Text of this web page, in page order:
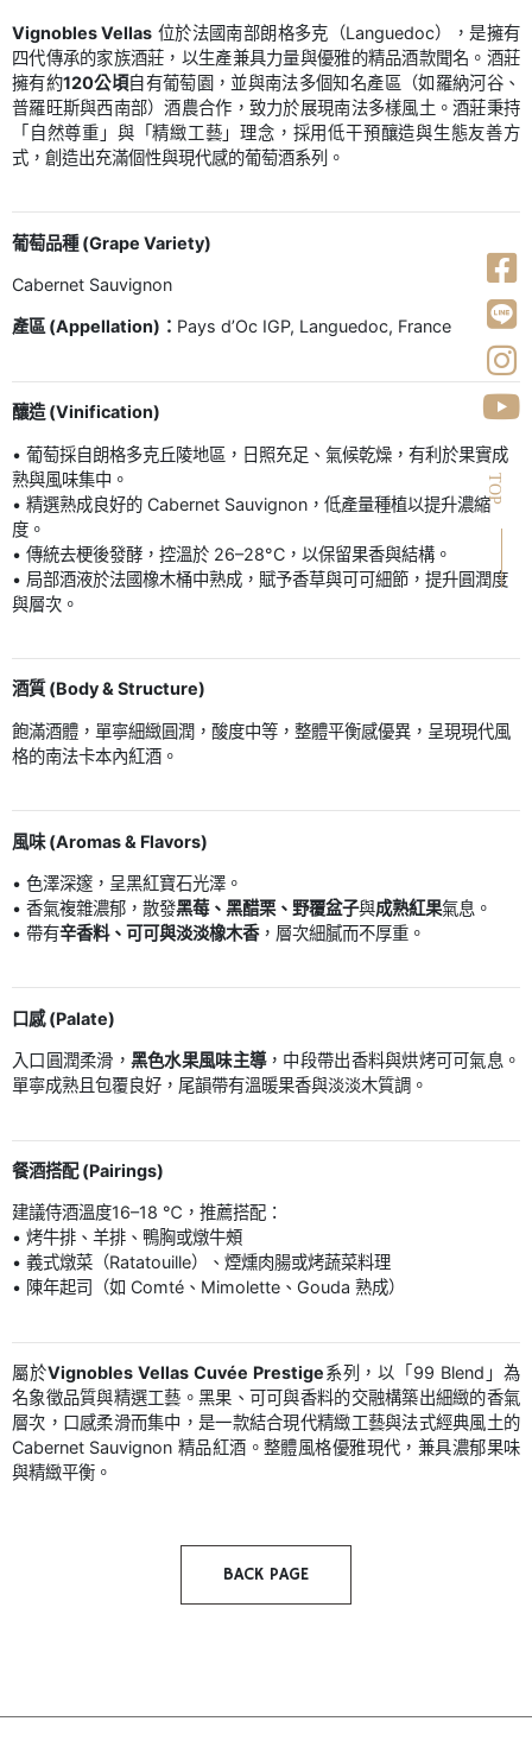
Vignobles Vellas 位於法國南部朗格多克（Languedoc），是擁有
四代傳承的家族酒莊，以生產兼具力量與優雅的精品酒款聞名。酒莊
擁有約120公頃自有葡萄園，並與南法多個知名產區（如羅納河谷、
普羅旺斯與西南部）酒農合作，致力於展現南法多樣風土。酒莊秉持
「自然尊重」與「精緻工藝」理念，採用低干預釀造與生態友善方
式，創造出充滿個性與現代感的葡萄酒系列。
葡萄品種 (Grape Variety)
Cabernet Sauvignon
產區 (Appellation)： Pays d’Oc IGP, Languedoc, France
釀造 (Vinification)
• 葡萄採自朗格多克丘陵地區，日照充足、氣候乾燥，有利於果實成
熟與風味集中。
• 精選熟成良好的 Cabernet Sauvignon，低產量種植以提升濃縮
度。
• 傳統去梗後發酵，控溫於 26–28°C，以保留果香與結構。
• 局部酒液於法國橡木桶中熟成，賦予香草與可可細節，提升圓潤度
與層次。
酒質 (Body & Structure)
飽滿酒體，單寧細緻圓潤，酸度中等，整體平衡感優異，呈現現代風
格的南法卡本內紅酒。
風味 (Aromas & Flavors)
• 色澤深邃，呈黑紅寶石光澤。
• 香氣複雜濃郁，散發黑莓、黑醋栗、野覆盆子與成熟紅果氣息。
• 帶有辛香料、可可與淡淡橡木香，層次細膩而不厚重。
口感 (Palate)
入口圓潤柔滑， 黑色水果風味主導，中段帶出香料與烘烤可可氣息。
單寧成熟且包覆良好，尾韻帶有溫暖果香與淡淡木質調。
餐酒搭配 (Pairings)
建議侍酒溫度16–18 ℃，推薦搭配：
• 烤牛排、羊排、鴨胸或燉牛頰
• 義式燉菜（Ratatouille）、煙燻肉腸或烤蔬菜料理
• 陳年起司（如 Comté、Mimolette、Gouda 熟成）
屬於Vignobles Vellas Cuvée Prestige系列，以「99 Blend」為
名象徵品質與精選工藝。黑果、可可與香料的交融構築出細緻的香氣
層次，口感柔滑而集中，是一款結合現代精緻工藝與法式經典風土的
Cabernet Sauvignon 精品紅酒。整體風格優雅現代，兼具濃郁果味
與精緻平衡。
BACK PAGE
TOP